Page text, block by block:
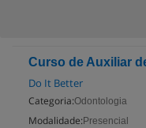
Curso de Auxiliar
Do It Better
Categoria:Odontologia
Modalidade: Presencial